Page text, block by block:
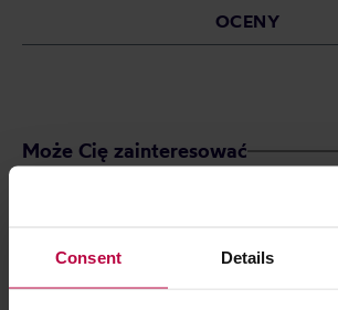
Consent Details
OCENY
Może Cię zainteresować